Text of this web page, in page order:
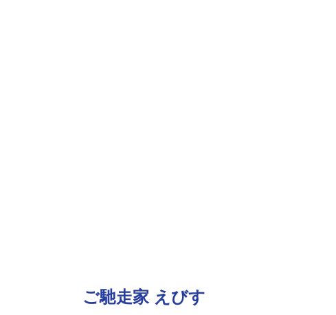
ご馳走家 えびす